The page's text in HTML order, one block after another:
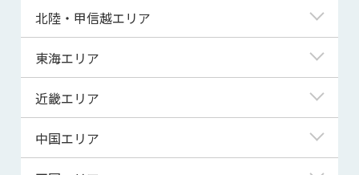
青森県
宮城県
秋田県
山形県
東京都
神奈川県
埼玉県
千葉県
茨城県
北陸・甲信越エリア
新潟県
富山県
福井県
東海エリア
岐阜県
静岡県
近畿エリア
滋賀県
中国エリア